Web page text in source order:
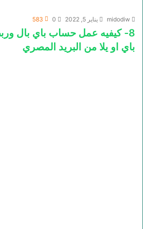
midodiw يناير 5, 2022 0
583
8- كيفيه عمل حساب باي بال
باي او يلا من البريد المصري